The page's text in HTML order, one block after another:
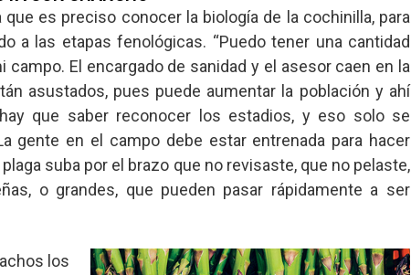
es preciso conocer la biología de la cochinilla, para
a las etapas fenológicas. “Puedo tener una cantidad
El encargado de sanidad y el asesor caen en la
asustados, pues puede aumentar la población y ahí
que saber reconocer los estadios, y eso solo se
gente en el campo debe estar entrenada para hacer
suba por el brazo que no revisaste, que no pelaste,
o grandes, que pueden pasar rápidamente a ser
los